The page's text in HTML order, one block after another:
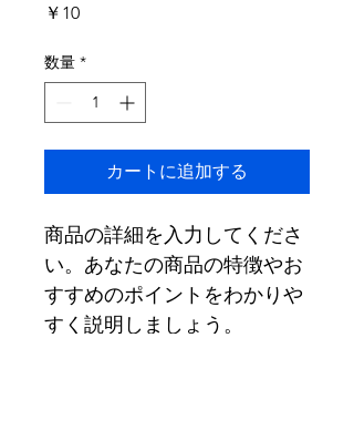
￥10価
数量 *
カートに追加する
商品の詳細を入力してくださ
い。あなたの商品の特徴やお
すすめのポイントをわかりや
すく説明しましょう。